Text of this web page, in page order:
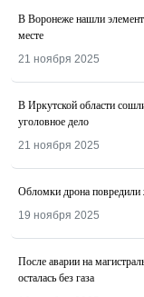
В Воронеже нашли
месте
21 ноября 2025
В Иркутской области
уголовное дело
21 ноября 2025
Обломки дрона повредили
19 ноября 2025
После аварии на
осталась без газа